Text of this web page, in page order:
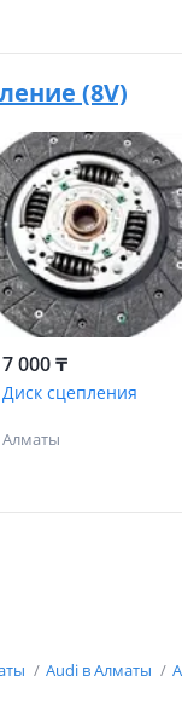
(8V)
7 000 ₸
Диск сцепления
Алматы
Audi в Алматы